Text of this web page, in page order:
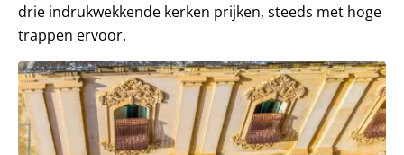
drie indrukwekkende kerken prijken, steeds met hoge
trappen ervoor.